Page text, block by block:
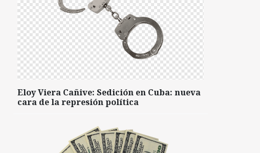
Eloy Viera Cañive: Sedición en Cuba: nueva
cara de la represión política